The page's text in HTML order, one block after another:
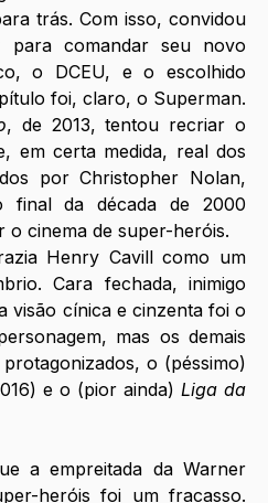
trás. Com isso, convidou
comandar seu novo
o DCEU, e o escolhido
foi, claro, o Superman.
, de 2013, tentou recriar o
em certa medida, real dos
por Christopher Nolan,
final da década de 2000
o cinema de super-heróis.
Henry Cavill como um
Cara fechada, inimigo
visão cínica e cinzenta foi o
mas os demais
e o (pior ainda) Liga da
a empreitada da Warner
heróis foi um fracasso.